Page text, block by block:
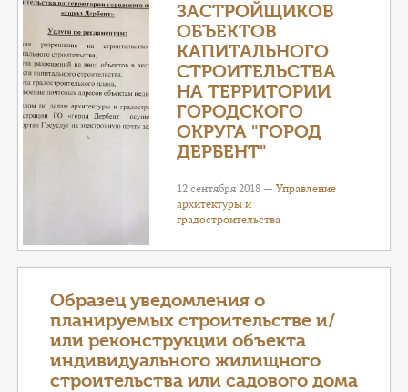
ЗАСТРОЙЩИКОВ
ОБЪЕКТОВ
КАПИТАЛЬНОГО
СТРОИТЕЛЬСТВА
НА ТЕРРИТОРИИ
ГОРОДСКОГО
ОКРУГА "ГОРОД
ДЕРБЕНТ"
12 сентября 2018 —Управление
архитектуры и
градостроительства
Образец уведомления о
планируемых строительстве и/
или реконструкции объекта
индивидуального жилищного
строительства или садового дома